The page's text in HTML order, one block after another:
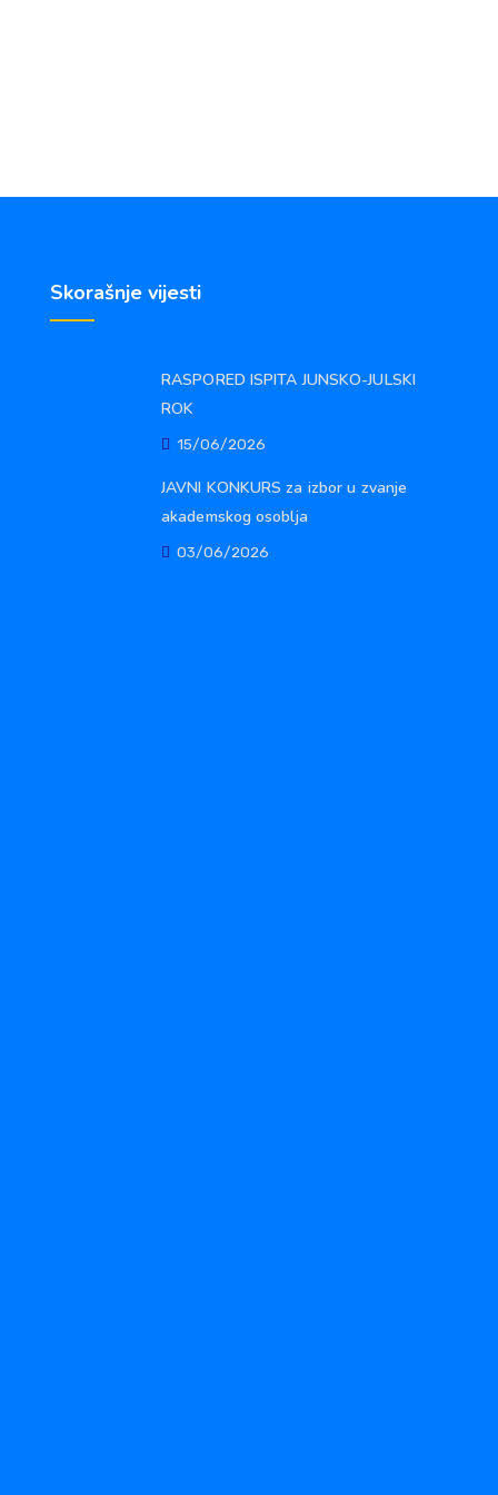
Skorašnje vijesti
RASPORED ISPITA JUNSKO-JULSKI
ROK
15/06/2026
JAVNI KONKURS za izbor u zvanje
akademskog osoblja
03/06/2026